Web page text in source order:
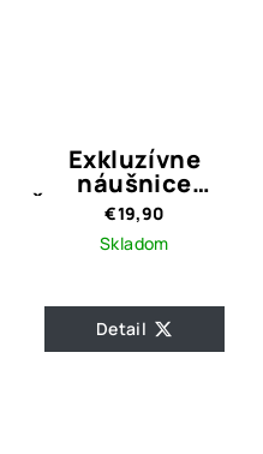
Exkluzívne
náušnice
Čerešne-striebro
925
€19,90
Skladom
Detail